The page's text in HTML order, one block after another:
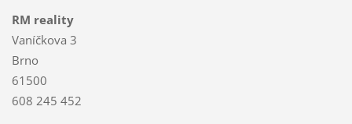
RM reality
Vaníčkova 3
Brno
61500
608 245 452